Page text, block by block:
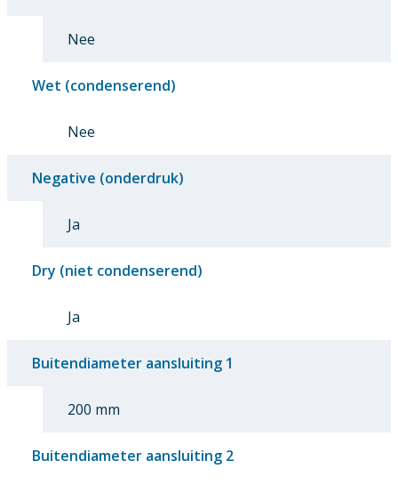
Nee
Wet (condenserend)
Nee
Negative (onderdruk)
Ja
Dry (niet condenserend)
Ja
Buitendiameter aansluiting 1
200 mm
Buitendiameter aansluiting 2